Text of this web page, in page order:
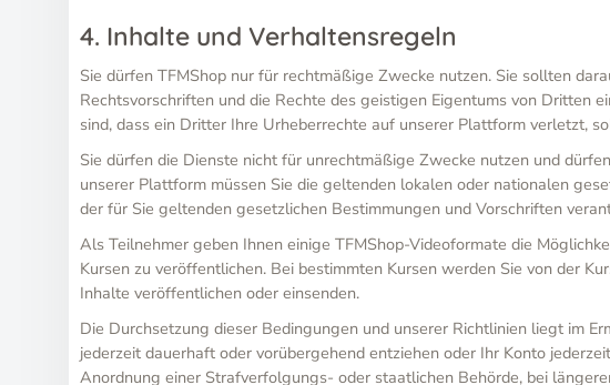
4. Inhalte und Verhaltensregeln
Sie dürfen TFMShop nur für rechtmäßige Zwecke nutzen. Sie sollten
Rechtsvorschriften und die Rechte des geistigen Eigentums von Dritten
sind, dass ein Dritter Ihre Urheberrechte auf unserer Plattform verletzt,
Sie dürfen die Dienste nicht für unrechtmäßige Zwecke nutzen und
unserer Plattform müssen Sie die geltenden lokalen oder nationalen
der für Sie geltenden gesetzlichen Bestimmungen und Vorschriften
Als Teilnehmer geben Ihnen einige TFMShop-Videoformate die
Kursen zu veröffentlichen. Bei bestimmten Kursen werden Sie von der
Inhalte veröffentlichen oder einsenden.
Die Durchsetzung dieser Bedingungen und unserer Richtlinien liegt im
jederzeit dauerhaft oder vorübergehend entziehen oder Ihr Konto
Anordnung einer Strafverfolgungs- oder staatlichen Behörde, bei